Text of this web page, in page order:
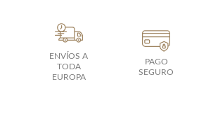
cantidad
ENVÍOS A
TODA
EUROPA
PAGO
SEGURO